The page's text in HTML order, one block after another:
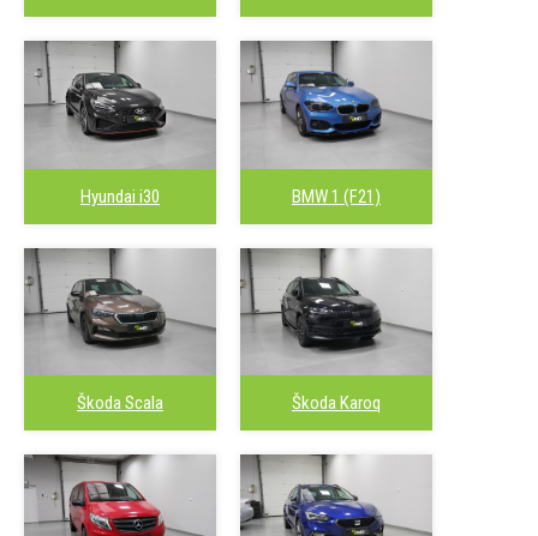
Hyundai i30 BMW 1 (F21)
Škoda Scala Škoda Karoq